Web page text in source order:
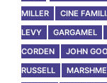
MILLER
CINE
LEVY
GARGAMEL
CORDEN
JOHN
RUSSELL